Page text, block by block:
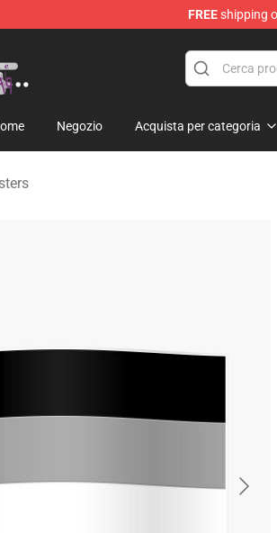
FREEshipping
Flag
Negozio Acquista per categoria